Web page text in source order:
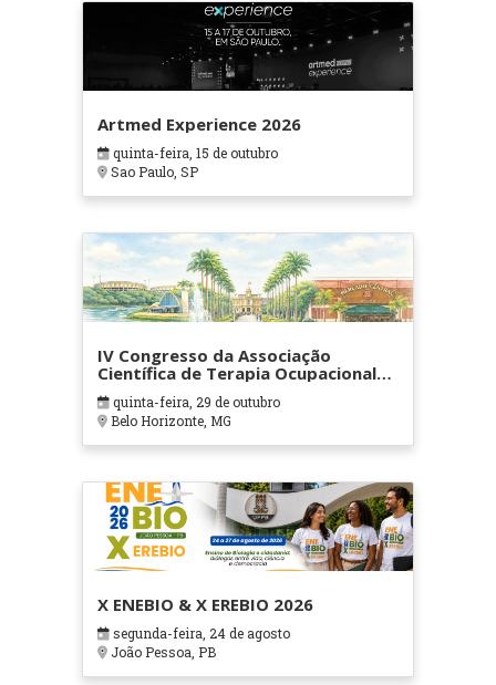
Artmed Experience 2026
quinta-feira, 15 de outubro
Sao Paulo, SP
IV Congresso da Associação
Científica de Terapia Ocupacional
em Contextos Hospitalares e
Cuidados Paliativos - ATOHOSP
quinta-feira, 29 de outubro
Belo Horizonte, MG
X ENEBIO & X EREBIO 2026
segunda-feira, 24 de agosto
João Pessoa, PB